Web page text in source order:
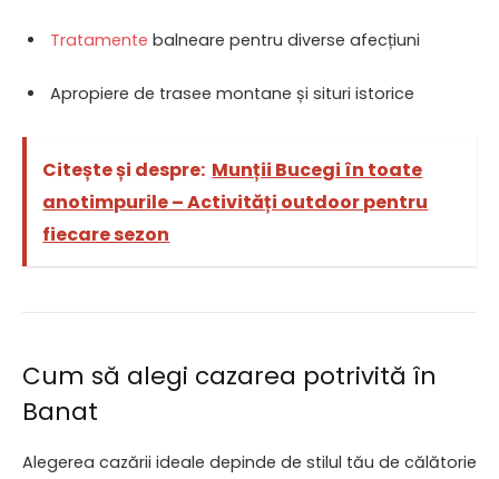
Tratamente balneare pentru diverse afecțiuni
Apropiere de trasee montane și situri istorice
Citește și despre: Munții Bucegi în toate
anotimpurile – Activități outdoor pentru
fiecare sezon
Cum să alegi cazarea potrivită în
Banat
Alegerea cazării ideale depinde de stilul tău de călătorie